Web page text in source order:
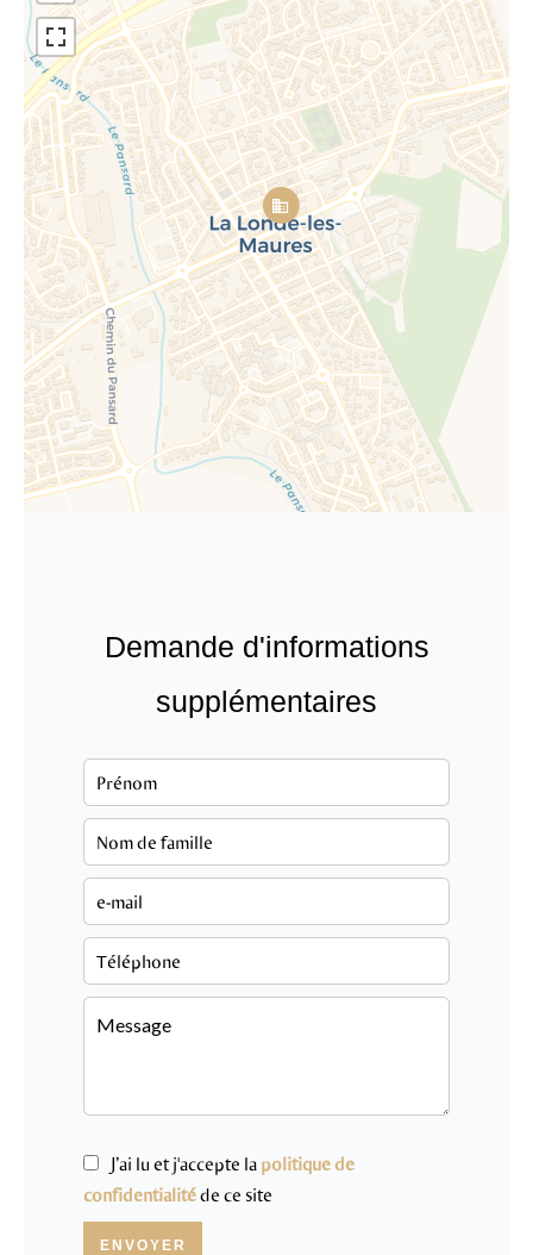
Demande d'informations
supplémentaires
J’ai lu et j'accepte la politique de
confidentialitéde ce site
ENVOYER